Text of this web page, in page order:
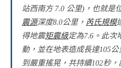
站西南方 7.0 公里)，也就是
震源深度8.0公里， 芮氏規模
得地震矩震級定為7.6。此次
動，並在地表造成長達105
到嚴重搖晃，共持續102秒，